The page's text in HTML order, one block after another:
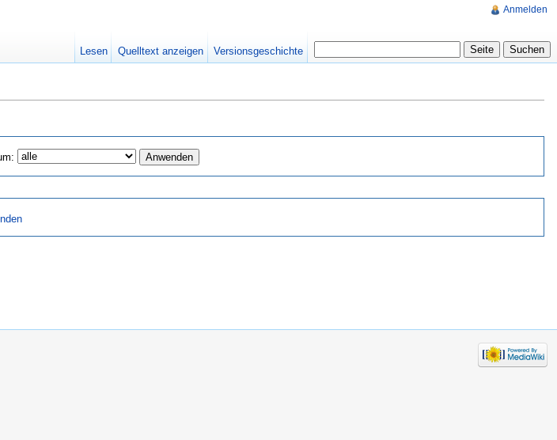
Anmelden
Lesen Quelltext anzeigen Versionsgeschichte